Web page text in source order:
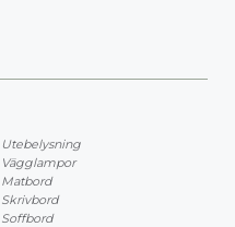
Utebelysning
Vägglampor
Matbord
Skrivbord
Soffbord